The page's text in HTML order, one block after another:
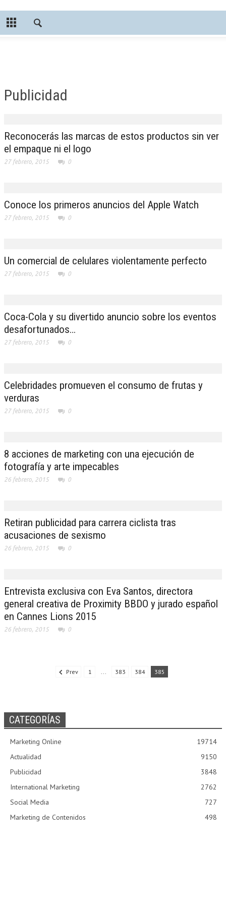
Publicidad
Reconocerás las marcas de estos productos sin ver
el empaque ni el logo
27 febrero, 2015 0
Conoce los primeros anuncios del Apple Watch
27 febrero, 2015 0
Un comercial de celulares violentamente perfecto
27 febrero, 2015 0
Coca-Cola y su divertido anuncio sobre los eventos
desafortunados…
27 febrero, 2015 0
Celebridades promueven el consumo de frutas y
verduras
27 febrero, 2015 0
8 acciones de marketing con una ejecución de
fotografía y arte impecables
26 febrero, 2015 0
Retiran publicidad para carrera ciclista tras
acusaciones de sexismo
26 febrero, 2015 0
Entrevista exclusiva con Eva Santos, directora
general creativa de Proximity BBDO y jurado español
en Cannes Lions 2015
26 febrero, 2015 0
Prev 1 ... 383 384 385
CATEGORÍAS
Marketing Online
19714
Actualidad
9150
Publicidad
3848
International Marketing
2762
Social Media
727
Marketing de Contenidos
498